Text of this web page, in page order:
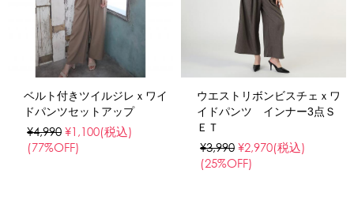
ベルト付きツイルジレｘワイ
ドパンツセットアップ
¥4,990 ¥1,100(税込)
(77%OFF)
ウエストリボンビスチェｘワ
イドパンツ インナー3点Ｓ
ＥＴ
¥3,990 ¥2,970(税込)
(25%OFF)